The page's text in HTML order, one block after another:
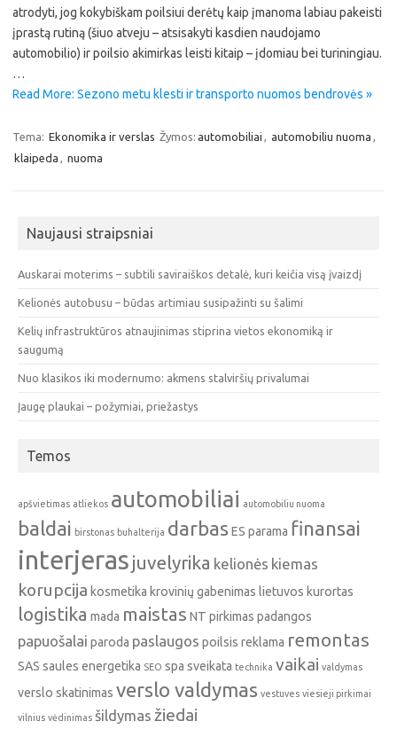
atrodyti, jog kokybiškam poilsiui derėtų kaip įmanoma labiau pakeisti
įprastą rutiną (šiuo atveju – atsisakyti kasdien naudojamo
automobilio) ir poilsio akimirkas leisti kitaip – įdomiau bei turiningiau.
…
Read More: Sezono metu klesti ir transporto nuomos bendrovės »
Tema: Ekonomika ir verslas Žymos: automobiliai , automobiliu nuoma ,
klaipeda , nuoma
Naujausi straipsniai
Auskarai moterims – subtili saviraiškos detalė, kuri keičia visą įvaizdį
Kelionės autobusu – būdas artimiau susipažinti su šalimi
Kelių infrastruktūros atnaujinimas stiprina vietos ekonomiką ir
saugumą
Nuo klasikos iki modernumo: akmens stalviršių privalumai
Įaugę plaukai – požymiai, priežastys
Temos
apšvietimas atliekos automobiliai automobiliu nuoma
baldai birstonas buhalterija darbas ES parama finansai
interjeras juvelyrika kelionės kiemas
korupcija kosmetika krovinių gabenimas lietuvos kurortas
logistika mada maistas NT pirkimas padangos
papuošalai paroda paslaugos poilsis reklama remontas
SAS saules energetika SEO spa sveikata technika vaikai valdymas
verslo skatinimas verslo valdymas vestuves viesieji pirkimai
vilnius vėdinimas šildymas žiedai